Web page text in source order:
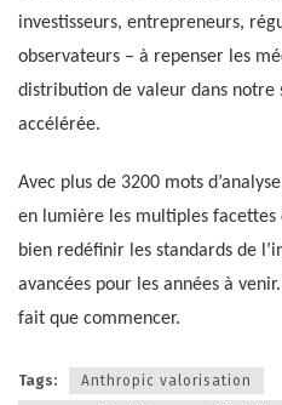
investisseurs, entrepreneurs,
observateurs – à repenser les
distribution de valeur dans notre
accélérée.
Avec plus de 3200 mots
en lumière les multiples facettes
bien redéfinir les standards de
avancées pour les années à
fait que commencer.
Tags:
Anthropic valorisation